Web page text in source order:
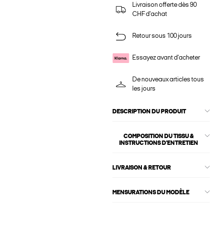
Livraison offerte dès 90
CHF d'achat
Retour sous 100 jours
Essayez avant d'acheter
De nouveaux articles tous
les jours
DESCRIPTION DU PRODUIT
COMPOSITION DU TISSU &
INSTRUCTIONS D'ENTRETIEN
LIVRAISON & RETOUR
MENSURATIONS DU MODÈLE